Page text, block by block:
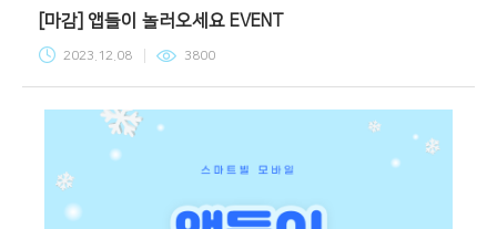
[마감] 앱들이 놀러오세요 EVENT
2023.12.08 3800